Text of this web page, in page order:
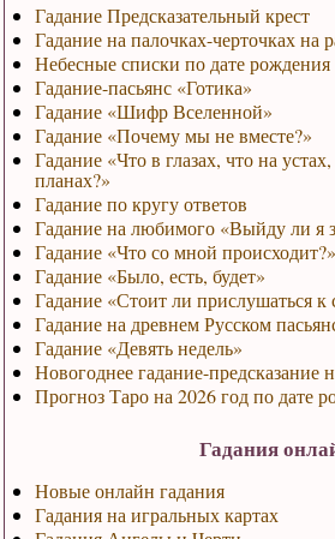
Гадание Предсказательный крест
Гадание на палочках-черточках на
Небесные списки по дате рождения
Гадание-пасьянс «Готика»
Гадание «Шифр Вселенной»
Гадание «Почему мы не вместе?»
Гадание «Что в глазах, что на
планах?»
Гадание по кругу ответов
Гадание на любимого «Выйду ли я
Гадание «Что со мной происходит?»
Гадание «Было, есть, будет»
Гадание «Стоит ли прислушаться к
Гадание на древнем Русском
Гадание «Девять недель»
Новогоднее гадание-предсказание
Прогноз Таро на 2026 год по дате
Гадания
Новые онлайн гадания
Гадания на игральных картах